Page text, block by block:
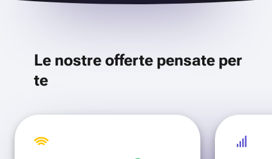
Le nostre offerte pensate per
te